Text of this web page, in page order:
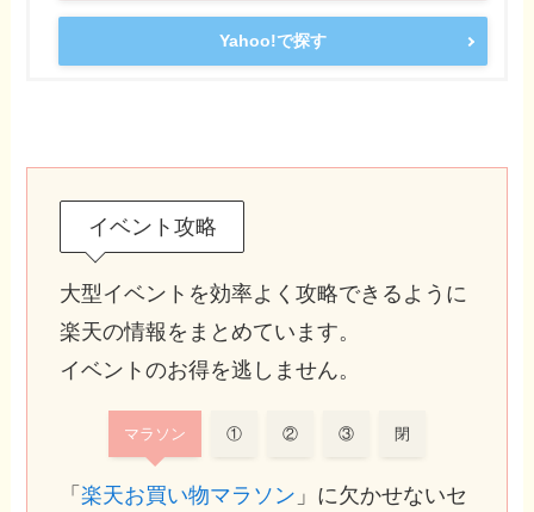
Yahoo!で探す
イベント攻略
大型イベントを効率よく攻略できるように
楽天の情報をまとめています。
イベントのお得を逃しません。
マラソン ① ② ③ 閉
「楽天お買い物マラソン 」に欠かせないセ